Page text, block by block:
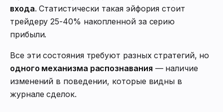
входа. Статистически такая эйфория стоит
трейдеру 25-40% накопленной за серию
прибыли.
Все эти состояния требуют разных стратегий, но
одного механизма распознавания — наличие
изменений в поведении, которые видны в
журнале сделок.